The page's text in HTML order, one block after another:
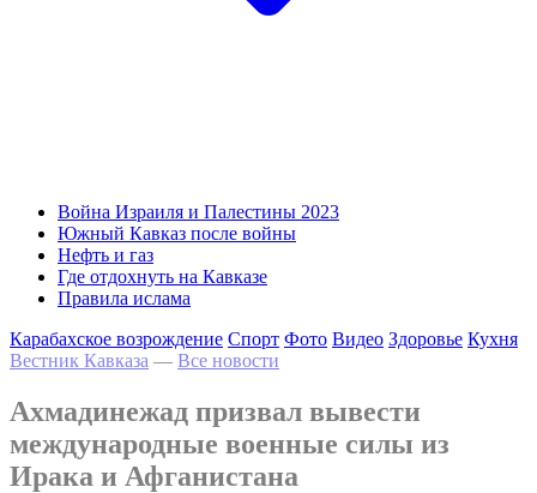
Война Израиля и Палестины 2023
Южный Кавказ после войны
Нефть и газ
Где отдохнуть на Кавказе
Правила ислама
Карабахское возрождение Спорт Фото Видео Здоровье Кухня
Вестник Кавказа — Все новости
Ахмадинежад призвал вывести
международные военные силы из
Ирака и Афганистана